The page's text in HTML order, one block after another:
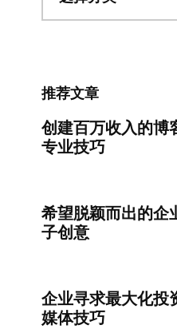
分
推荐文章
创建百万收入的博
专业技巧
希望脱颖而出的企
子创意
企业寻求最大化投
媒体技巧